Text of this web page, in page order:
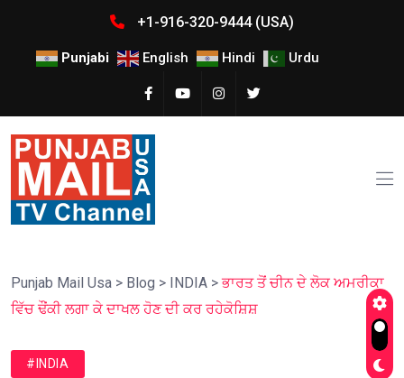
+1-916-320-9444 (USA)
Punjabi English Hindi Urdu
Punjab Mail Usa > Blog > INDIA >ਭਾਰਤ ਤੋਂ ਚੀਨ ਦੇ ਲੋਕ ਅਮਰੀਕਾ
ਵਿੱਚ ਢੌਂਕੀ ਲਗਾ ਕੇ ਦਾਖਲ ਹੋਣ ਦੀ ਕਰ ਰਹੇਕੋਸ਼ਿਸ਼
#INDIA